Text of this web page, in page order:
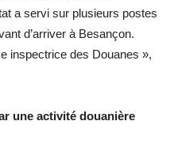
a servi sur plusieurs postes
d’arriver à Besançon.
inspectrice des Douanes »,
une activité douanière